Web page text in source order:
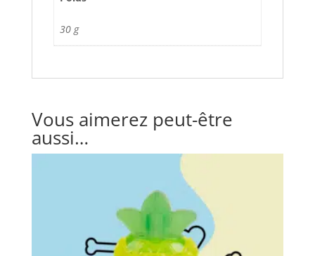
30 g
Vous aimerez peut-être
aussi…